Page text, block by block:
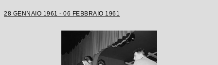
28 GENNAIO 1961 - 06 FEBBRAIO 1961